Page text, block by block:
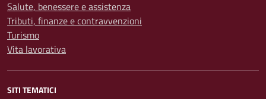
Salute, benessere e assistenza
Tributi, finanze e contravvenzioni
Turismo
Vita lavorativa
SITI TEMATICI